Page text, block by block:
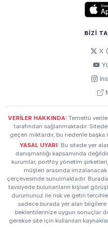
BIZI
X
VERİLER HAKKINDA: Temettü
tarafından sağlanmaktadır.
geçen miktardır, bu nedenle
YASAL UYARI: Bu sitede yer
danışmanlığı kapsamında
kurumlar, portföy yönetim
müşteri arasında imzalanacak
çerçevesinde sunulmaktadır.
tavsiyede bulunanların kişisel
durumunuz ile risk ve getiri
sadece burada yer alan bilgilere
beklentilerinize uygun sonuçlar
gerekse site için kullanılan